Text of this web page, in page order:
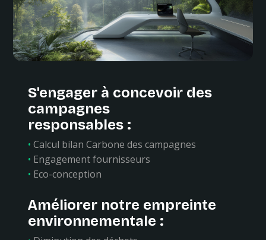
S'engager à concevoir des
campagnes
responsables :
• Calcul bilan Carbone des campagnes
• Engagement fournisseurs
• Eco-conception
Améliorer notre empreinte
environnementale :